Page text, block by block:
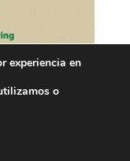
experiencia en
o